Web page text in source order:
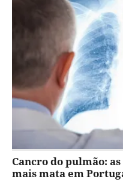
Cancro do pulmão:
mais mata em